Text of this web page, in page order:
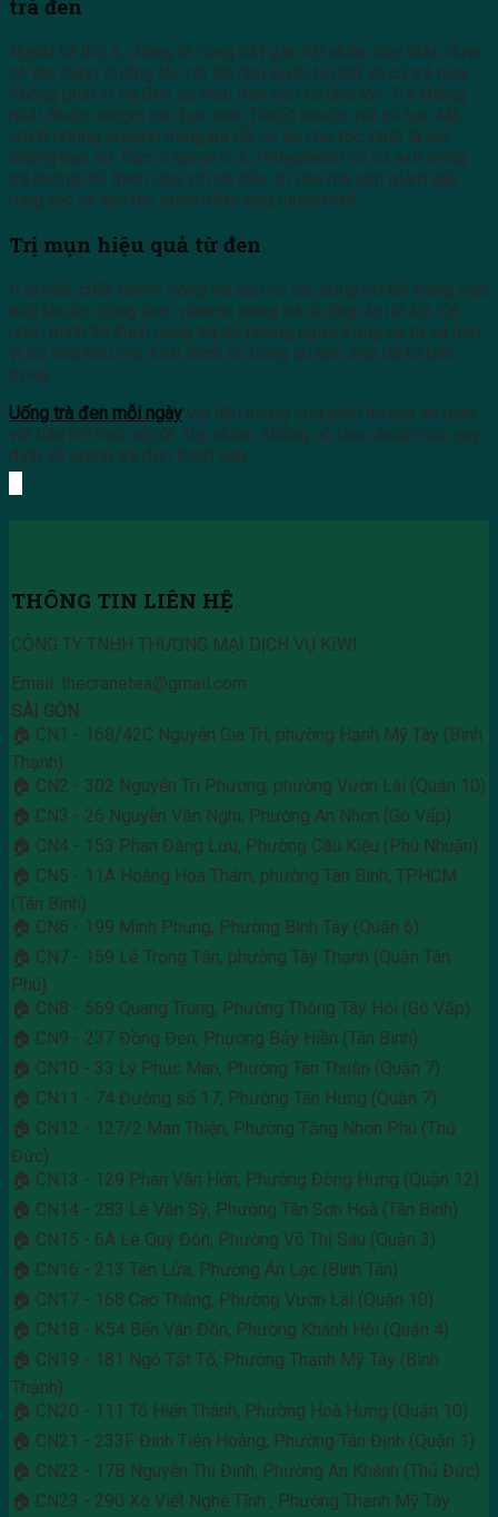
trà đen
Ngoài hà thủ ô, chúng ta cũng bắt gặp rất nhiều loại thảo dược
có tác dụng dưỡng tóc rất tốt như bưởi, bồ kết và cả trà nữa.
Không phải vì trà đen có màu đen nên lợi cho tóc. Trà không
phải thuốc nhuộm các bạn nhé. Thuốc nhuộm rất có hại. Mà
chính những protein trong trà rất có lợi cho tóc, nhất là với
những bạn nữ. Các vi tamin C, E, Polyphenol và cả axit trong
trà không chỉ thích ứng với da đầu, trị gàu mà còn giảm gãy
rụng tóc và làm tóc suôn mềm óng mượt hơn!
Trị mụn hiệu quả từ đen
Ít ai biết, chất tannin trong trà còn có tác dụng rất tốt trong việc
diệt khuẩn. Đồng thời, vitamin trong trà dưỡng da rất tốt. Cá
nhân mình thì thích uống trà để phòng ngừa trứng cá từ xa hơn
vì trà vừa tiêu mỡ, kích thích ăn uống lại làm đẹp da từ bên
trong.
Uống trà đen mỗi ngày với liều lượng vừa phải thì khá an toàn
với hầu hết mọi người. Tuy nhiên, không có tiêu chuẩn nào quy
định về lượng trà đen thích hợp.
THÔNG TIN LIÊN HỆ
CÔNG TY TNHH THƯƠNG MẠI DỊCH VỤ KIWI
Email: thecranetea@gmail.com
SÀI GÒN
🏠 CN1 - 168/42C Nguyễn Gia Trí, phường Hạnh Mỹ Tây (Bình
Thạnh)
🏠 CN2 - 302 Nguyễn Tri Phương, phường Vườn Lài (Quận 10)
🏠 CN3 - 26 Nguyễn Văn Nghi, Phường An Nhơn (Gò Vấp)
🏠 CN4 - 153 Phan Đăng Lưu, Phường Cầu Kiệu (Phú Nhuận)
🏠 CN5 - 11A Hoàng Hoa Thám, phường Tân Bình, TP.HCM
(Tân Bình)
🏠 CN6 - 199 Minh Phụng, Phường Bình Tây (Quận 6)
🏠 CN7 - 159 Lê Trọng Tấn, phường Tây Thạnh (Quận Tân
Phú)
🏠 CN8 - 569 Quang Trung, Phường Thông Tây Hội (Gò Vấp)
🏠 CN9 - 237 Đồng Đen, Phường Bảy Hiền (Tân Bình)
🏠 CN10 - 33 Lý Phục Man, Phường Tân Thuận (Quận 7)
🏠 CN11 - 74 Đường số 17, Phường Tân Hưng (Quận 7)
🏠 CN12 - 127/2 Man Thiện, Phường Tăng Nhơn Phú (Thủ
Đức)
🏠 CN13 - 129 Phan Văn Hớn, Phường Đông Hưng (Quận 12)
🏠 CN14 - 283 Lê Văn Sỹ, Phường Tân Sơn Hoà (Tân Bình)
🏠 CN15 - 6A Lê Quý Đôn, Phường Võ Thị Sáu (Quận 3)
🏠 CN16 - 213 Tên Lửa, Phường An Lạc (Bình Tân)
🏠 CN17 - 168 Cao Thắng, Phường Vườn Lài (Quận 10)
🏠 CN18 - K54 Bến Vân Đồn, Phường Khánh Hội (Quận 4)
🏠 CN19 - 181 Ngô Tất Tố, Phường Thạnh Mỹ Tây (Bình
Thạnh)
🏠 CN20 - 111 Tô Hiến Thành, Phường Hoà Hưng (Quận 10)
🏠 CN21 - 233F Đinh Tiên Hoàng, Phường Tân Định (Quận 1)
🏠 CN22 - 17B Nguyễn Thị Định, Phường An Khánh (Thủ Đức)
🏠 CN23 - 290 Xô Viết Nghệ Tĩnh , Phường Thạnh Mỹ Tây